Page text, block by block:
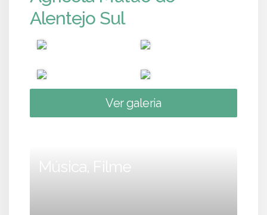
Alentejo Sul
Ver galeria
Música, Filme